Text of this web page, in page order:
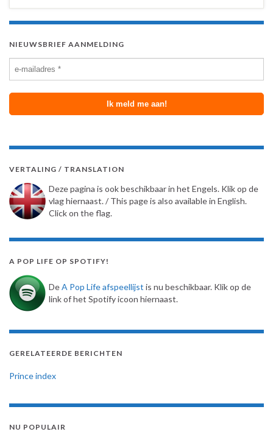
NIEUWSBRIEF AANMELDING
VERTALING / TRANSLATION
Deze pagina is ook beschikbaar in het Engels. Klik op de
vlag hiernaast. / This page is also available in English.
Click on the flag.
A POP LIFE OP SPOTIFY!
DeA Pop Life afspeellijst is nu beschikbaar. Klik op de
link of het Spotify icoon hiernaast.
GERELATEERDE BERICHTEN
Prince index
NU POPULAIR